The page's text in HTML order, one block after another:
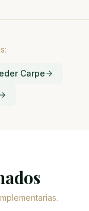
Carpe